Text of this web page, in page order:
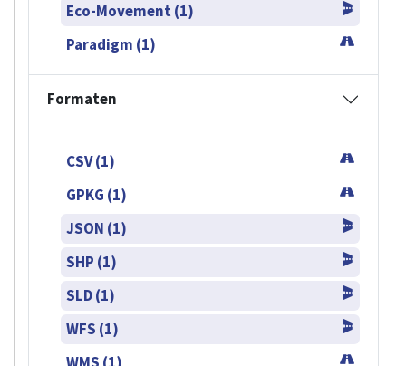
Eco-Movement (1)
Paradigm (1)
Formaten
CSV (1)
GPKG (1)
JSON (1)
SHP (1)
SLD (1)
WFS (1)